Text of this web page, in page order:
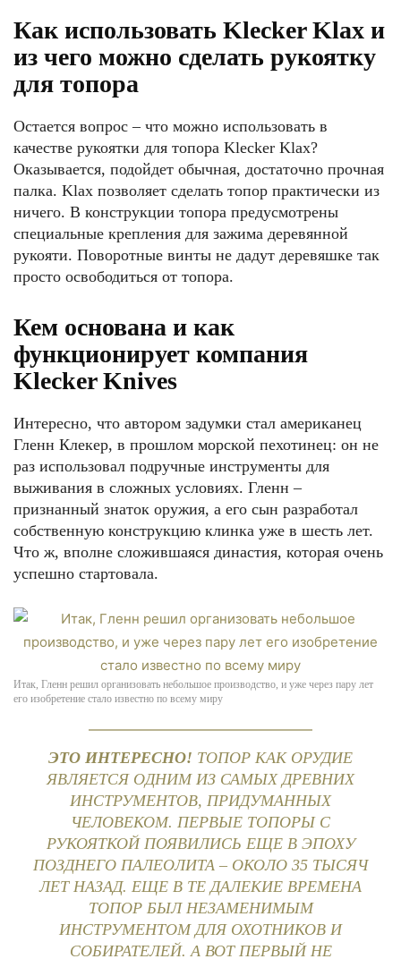
Как использовать Klecker Klax и
из чего можно сделать рукоятку
для топора
Остается вопрос – что можно использовать в
качестве рукоятки для топора Klecker Klax?
Оказывается, подойдет обычная, достаточно прочная
палка. Klax позволяет сделать топор практически из
ничего. В конструкции топора предусмотрены
специальные крепления для зажима деревянной
рукояти. Поворотные винты не дадут деревяшке так
просто освободиться от топора.
Кем основана и как
функционирует компания
Klecker Knives
Интересно, что автором задумки стал американец
Гленн Клекер, в прошлом морской пехотинец: он не
раз использовал подручные инструменты для
выживания в сложных условиях. Гленн –
признанный знаток оружия, а его сын разработал
собственную конструкцию клинка уже в шесть лет.
Что ж, вполне сложившаяся династия, которая очень
успешно стартовала.
Итак, Гленн решил организовать небольшое производство, и уже через пару лет
его изобретение стало известно по всему миру
ЭТО ИНТЕРЕСНО! ТОПОР КАК ОРУДИЕ
ЯВЛЯЕТСЯ ОДНИМ ИЗ САМЫХ ДРЕВНИХ
ИНСТРУМЕНТОВ, ПРИДУМАННЫХ
ЧЕЛОВЕКОМ. ПЕРВЫЕ ТОПОРЫ С
РУКОЯТКОЙ ПОЯВИЛИСЬ ЕЩЕ В ЭПОХУ
ПОЗДНЕГО ПАЛЕОЛИТА – ОКОЛО 35 ТЫСЯЧ
ЛЕТ НАЗАД. ЕЩЕ В ТЕ ДАЛЕКИЕ ВРЕМЕНА
ТОПОР БЫЛ НЕЗАМЕНИМЫМ
ИНСТРУМЕНТОМ ДЛЯ ОХОТНИКОВ И
СОБИРАТЕЛЕЙ. А ВОТ ПЕРВЫЙ НЕ